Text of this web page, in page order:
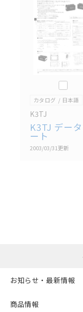
記載されてい
ものであり、
があります。
え、ご用命下さ
このカ
カタログ 日本語
K3TJ
K3TJ デー
ート
2003/03/31更新
括
お知らせ・最新情報
商品情報